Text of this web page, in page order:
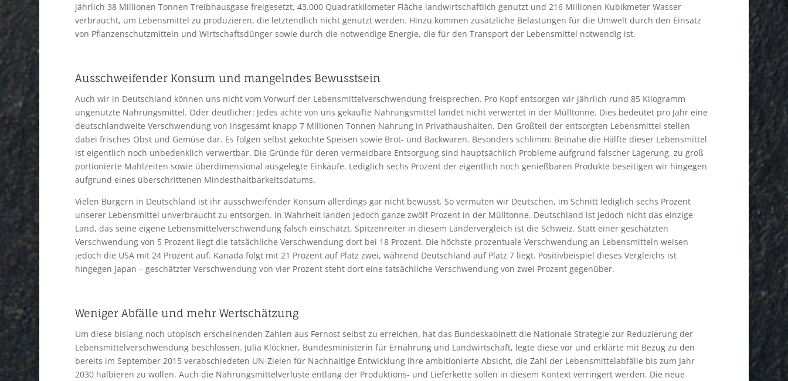
jährlich 38 Millionen Tonnen Treibhausgase freigesetzt, 43.000 Quadratkilometer Fläche landwirtschaftlich genutzt und 216 Millionen Kubikmeter Wasser
verbraucht, um Lebensmittel zu produzieren, die letztendlich nicht genutzt werden. Hinzu kommen zusätzliche Belastungen für die Umwelt durch den Einsatz
von Pflanzenschutzmitteln und Wirtschaftsdünger sowie durch die notwendige Energie, die für den Transport der Lebensmittel notwendig ist.
Ausschweifender Konsum und mangelndes Bewusstsein
Auch wir in Deutschland können uns nicht vom Vorwurf der Lebensmittelverschwendung freisprechen. Pro Kopf entsorgen wir jährlich rund 85 Kilogramm
ungenutzte Nahrungsmittel. Oder deutlicher: Jedes achte von uns gekaufte Nahrungsmittel landet nicht verwertet in der Mülltonne. Dies bedeutet pro Jahr eine
deutschlandweite Verschwendung von insgesamt knapp 7 Millionen Tonnen Nahrung in Privathaushalten. Den Großteil der entsorgten Lebensmittel stellen
dabei frisches Obst und Gemüse dar. Es folgen selbst gekochte Speisen sowie Brot- und Backwaren. Besonders schlimm: Beinahe die Hälfte dieser Lebensmittel
ist eigentlich noch unbedenklich verwertbar. Die Gründe für deren vermeidbare Entsorgung sind hauptsächlich Probleme aufgrund falscher Lagerung, zu groß
portionierte Mahlzeiten sowie überdimensional ausgelegte Einkäufe. Lediglich sechs Prozent der eigentlich noch genießbaren Produkte beseitigen wir hingegen
aufgrund eines überschrittenen Mindesthaltbarkeitsdatums.
Vielen Bürgern in Deutschland ist ihr ausschweifender Konsum allerdings gar nicht bewusst. So vermuten wir Deutschen, im Schnitt lediglich sechs Prozent
unserer Lebensmittel unverbraucht zu entsorgen. In Wahrheit landen jedoch ganze zwölf Prozent in der Mülltonne. Deutschland ist jedoch nicht das einzige
Land, das seine eigene Lebensmittelverschwendung falsch einschätzt. Spitzenreiter in diesem Ländervergleich ist die Schweiz. Statt einer geschätzten
Verschwendung von 5 Prozent liegt die tatsächliche Verschwendung dort bei 18 Prozent. Die höchste prozentuale Verschwendung an Lebensmitteln weisen
jedoch die USA mit 24 Prozent auf. Kanada folgt mit 21 Prozent auf Platz zwei, während Deutschland auf Platz 7 liegt. Positivbeispiel dieses Vergleichs ist
hingegen Japan – geschätzter Verschwendung von vier Prozent steht dort eine tatsächliche Verschwendung von zwei Prozent gegenüber.
Weniger Abfälle und mehr Wertschätzung
Um diese bislang noch utopisch erscheinenden Zahlen aus Fernost selbst zu erreichen, hat das Bundeskabinett die Nationale Strategie zur Reduzierung der
Lebensmittelverschwendung beschlossen. Julia Klöckner, Bundesministerin für Ernährung und Landwirtschaft, legte diese vor und erklärte mit Bezug zu den
bereits im September 2015 verabschiedeten UN-Zielen für Nachhaltige Entwicklung ihre ambitionierte Absicht, die Zahl der Lebensmittelabfälle bis zum Jahr
2030 halbieren zu wollen. Auch die Nahrungsmittelverluste entlang der Produktions- und Lieferkette sollen in diesem Kontext verringert werden. Die neue